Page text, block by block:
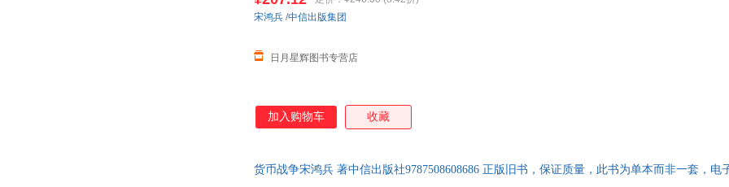
日月星辉图书专营店
宋鸿兵 /中信出版集团
加入购物车 收藏
货币战争宋鸿兵 著中信出版社9787508608686 正版旧书，保证质量，此书为单本而非一套，电